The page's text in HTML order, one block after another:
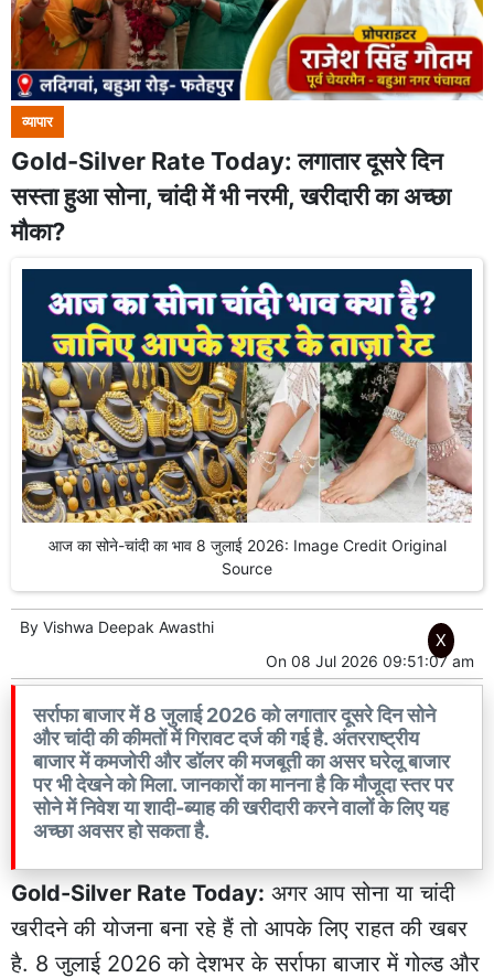
व्यापार
Gold-Silver Rate Today: लगातार दूसरे दिन
सस्ता हुआ सोना, चांदी में भी नरमी, खरीदारी का अच्छा
मौका?
आज का सोने-चांदी का भाव 8 जुलाई 2026: Image Credit Original
Source
By Vishwa Deepak Awasthi
On 08 Jul 2026 09:51:07 am
सर्राफा बाजार में 8 जुलाई 2026 को लगातार दूसरे दिन सोने
और चांदी की कीमतों में गिरावट दर्ज की गई है. अंतरराष्ट्रीय
बाजार में कमजोरी और डॉलर की मजबूती का असर घरेलू बाजार
पर भी देखने को मिला. जानकारों का मानना है कि मौजूदा स्तर पर
सोने में निवेश या शादी-ब्याह की खरीदारी करने वालों के लिए यह
अच्छा अवसर हो सकता है.
Gold-Silver Rate Today: अगर आप सोना या चांदी
खरीदने की योजना बना रहे हैं तो आपके लिए राहत की खबर
है. 8 जुलाई 2026 को देशभर के सर्राफा बाजार में गोल्ड और
X